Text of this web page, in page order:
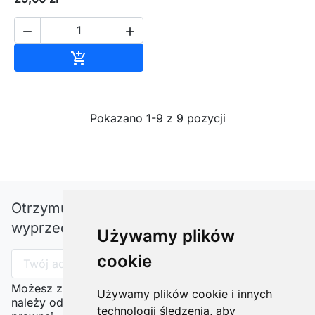
Używamy plików
cookie
Używamy plików cookie i innych
technologii śledzenia, aby
 

Pokazano 1-9 z 9 pozycji
Otrzymuj informację o nowościach i
wyprzedażach
Możesz zrezygnować w każdej chwili. W tym celu
należy odnaleźć szczegóły w naszej informacji